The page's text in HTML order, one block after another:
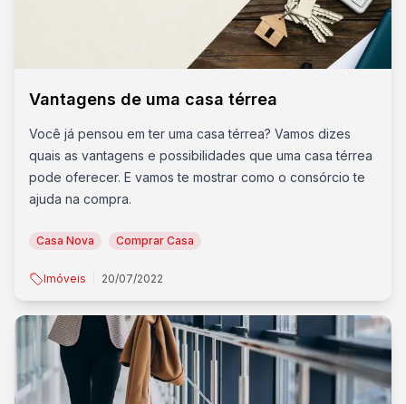
Vantagens de uma casa térrea
Você já pensou em ter uma casa térrea? Vamos dizes
quais as vantagens e possibilidades que uma casa térrea
pode oferecer. E vamos te mostrar como o consórcio te
ajuda na compra.
Casa Nova Comprar Casa
Imóveis 20/07/2022